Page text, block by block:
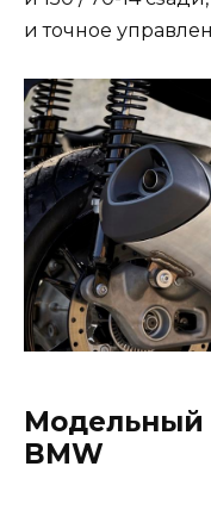
и точное
Модельный
BMW